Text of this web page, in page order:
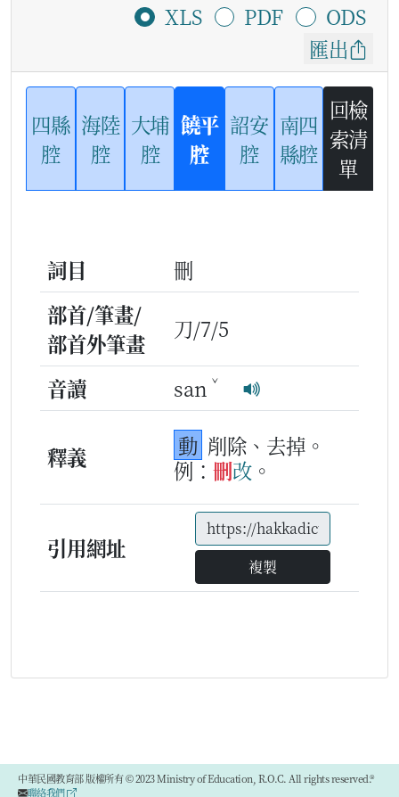
XLS
PDF
ODS
匯出
四縣
腔
海陸
腔
大埔
腔
饒平
腔
詔安
腔
南四
縣腔
回檢
索清
單
詞目
刪
部首/筆畫/
部首外筆畫
刀/7/5
音讀 san ˇ
釋義 動 削除、去掉。
例： 刪改 。
引用網址
複製
中華民國教育部 版權所有 © 2023 Ministry of Education, R.O.C. All rights reserved.®
聯絡我們